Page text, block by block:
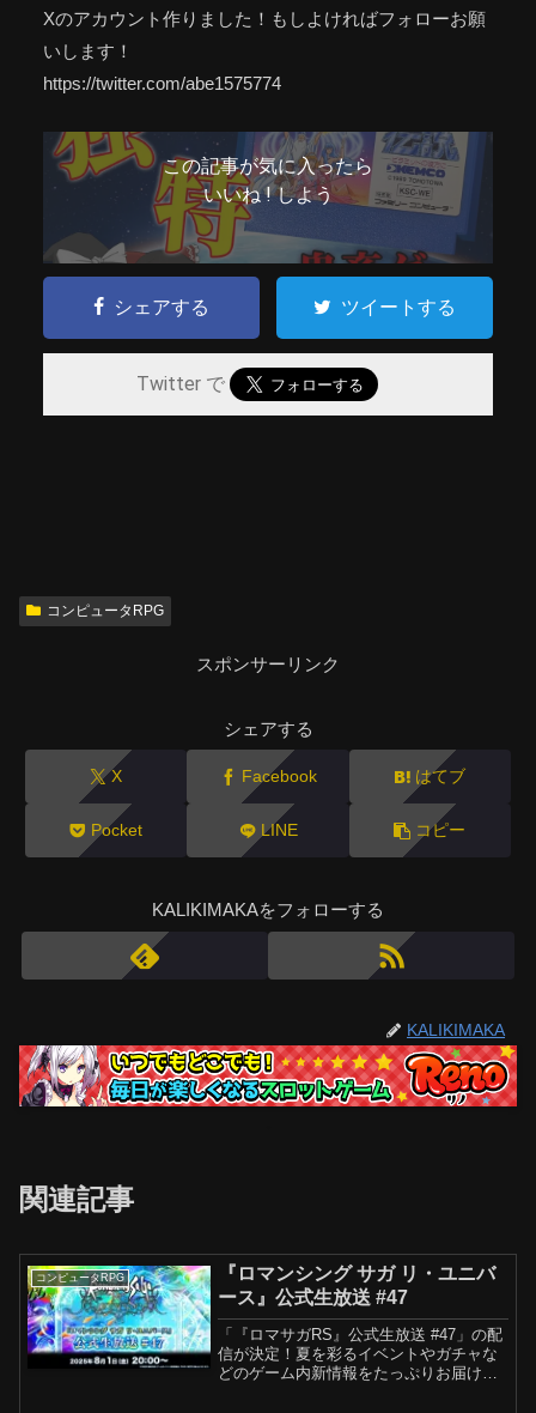
Xのアカウント作りました！もしよければフォローお願
いします！
https://twitter.com/abe1575774
この記事が気に入ったら
いいね ! しよう
シェアする ツイートする
Twitter で
コンピュータRPG
スポンサーリンク
シェアする
X Facebook はてブ
Pocket LINE コピー
KALIKIMAKAをフォローする
KALIKIMAKA
関連記事
コンピュータRPG
『ロマンシング サガ リ・ユニバ
ース』公式生放送 #47
「『ロマサガRS』公式生放送 #47」の配
信が決定！夏を彩るイベントやガチャな
どのゲーム内新情報をたっぷりお届けし